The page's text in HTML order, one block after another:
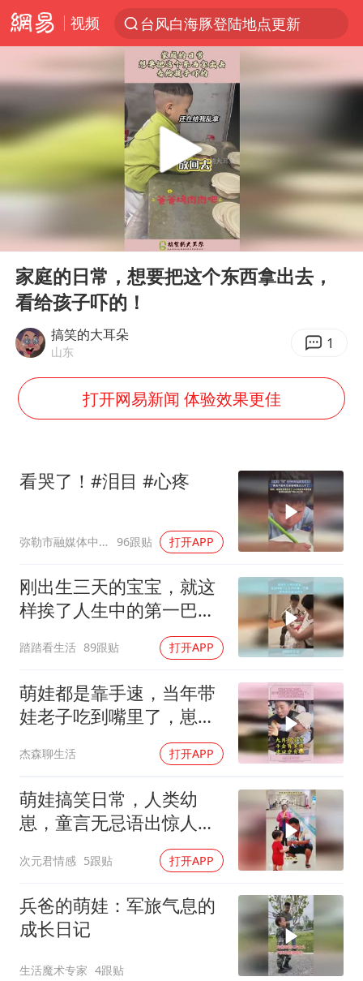
视频
台风白海豚登陆地点更新
看守所辅警收受10万获刑1年
台风白海豚进入48小时警戒线
陈熠被张本美和连扳三局逆转
李亚鹏向地铁吐血女孩捐99999元
多地要求领导干部带头休假
感觉全东北都在等7号
法国将禁止“未经同意的电话营销”
宇树科技 打新
房主任回应争议
把党建设得更加坚强有力
41岁女子为鼓励女儿考上985研究生
奋进开新局 实干挑大梁
Play
00:00
家庭的日常，想要把这个东西拿出去，
看给孩子吓的！
搞笑的大耳朵
山东 1
打开网易新闻 体验效果更佳
看哭了！#泪目 #心疼
弥勒市融媒体中心 96跟贴 打开APP
刚出生三天的宝宝，就这
样挨了人生中的第一巴
掌，防半天还是没防住
踏踏看生活 89跟贴 打开APP
萌娃都是靠手速，当年带
娃老子吃到嘴里了，崽子
杰森聊生活 打开APP
萌娃搞笑日常，人类幼
崽，童言无忌语出惊人：
狗都知道100比30多，傻
子才跟你换！
次元君情感 5跟贴 打开APP
兵爸的萌娃：军旅气息的
成长日记
生活魔术专家 4跟贴